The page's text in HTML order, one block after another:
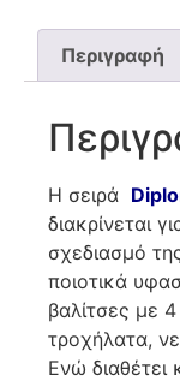
Περιγραφή
Η σειρά
διακρίνεται
σχεδιασμό
ποιοτικά
βαλίτσες με
τροχήλατα,
Ενώ διαθέτει